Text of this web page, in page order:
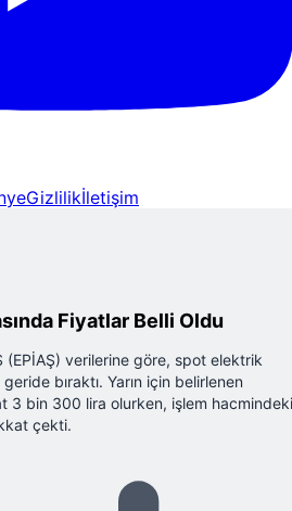
Gizlilikİletişim
Fiyatlar Belli Oldu
(EPİAŞ) verilerine göre, spot elektrik
bıraktı. Yarın için belirlenen
3 bin 300 lira olurken, işlem hacmindeki
çekti.